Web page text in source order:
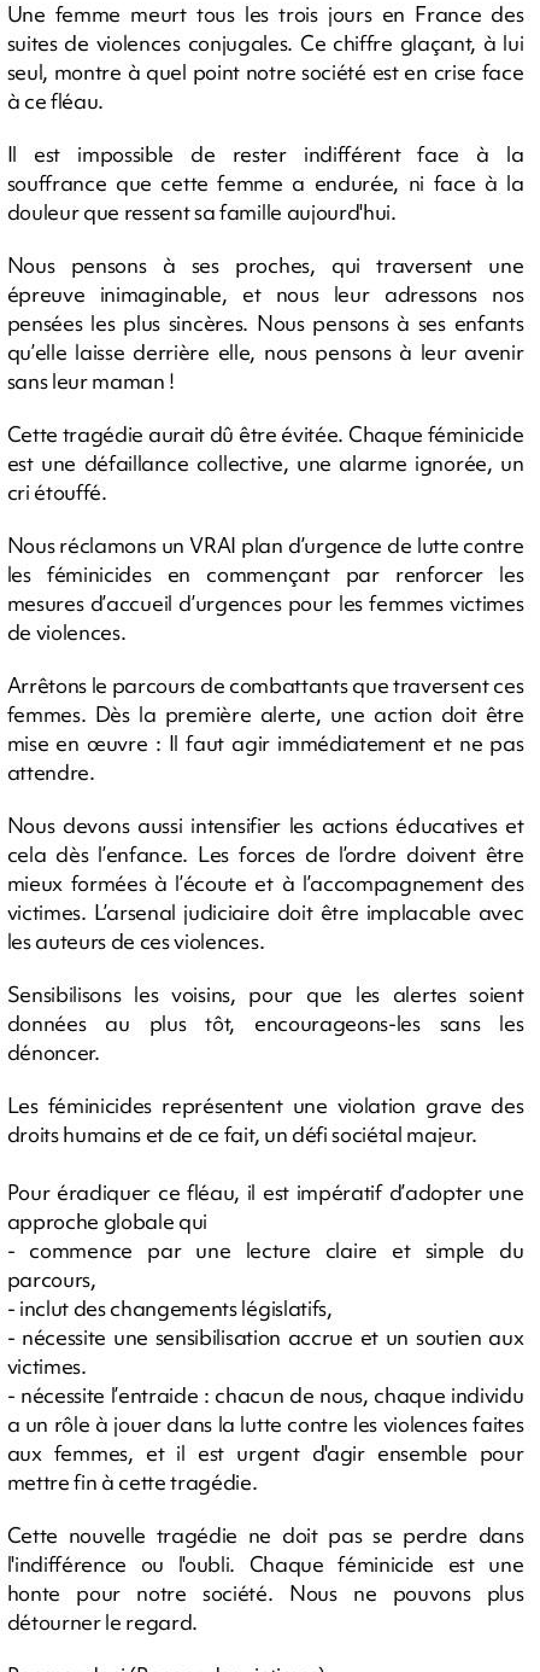
Une femme meurt tous les trois jours en France des
suites de violences conjugales. Ce chiffre glaçant, à lui
seul, montre à quel point notre société est en crise face
à ce fléau.
Il est impossible de rester indifférent face à la
souffrance que cette femme a endurée, ni face à la
douleur que ressent sa famille aujourd'hui.
Nous pensons à ses proches, qui traversent une
épreuve inimaginable, et nous leur adressons nos
pensées les plus sincères. Nous pensons à ses enfants
qu’elle laisse derrière elle, nous pensons à leur avenir
sans leur maman !
Cette tragédie aurait dû être évitée. Chaque féminicide
est une défaillance collective, une alarme ignorée, un
cri étouffé.
Nous réclamons un VRAI plan d’urgence de lutte contre
les féminicides en commençant par renforcer les
mesures d’accueil d’urgences pour les femmes victimes
de violences.
Arrêtons le parcours de combattants que traversent ces
femmes. Dès la première alerte, une action doit être
mise en œuvre : Il faut agir immédiatement et ne pas
attendre.
Nous devons aussi intensifier les actions éducatives et
cela dès l’enfance. Les forces de l’ordre doivent être
mieux formées à l’écoute et à l’accompagnement des
victimes. L’arsenal judiciaire doit être implacable avec
les auteurs de ces violences.
Sensibilisons les voisins, pour que les alertes soient
données au plus tôt, encourageons-les sans les
dénoncer.
Les féminicides représentent une violation grave des
droits humains et de ce fait, un défi sociétal majeur.
Pour éradiquer ce fléau, il est impératif d’adopter une
approche globale qui
- commence par une lecture claire et simple du
parcours,
- inclut des changements législatifs,
- nécessite une sensibilisation accrue et un soutien aux
victimes.
- nécessite l’entraide : chacun de nous, chaque individu
a un rôle à jouer dans la lutte contre les violences faites
aux femmes, et il est urgent d'agir ensemble pour
mettre fin à cette tragédie.
Cette nouvelle tragédie ne doit pas se perdre dans
l'indifférence ou l'oubli. Chaque féminicide est une
honte pour notre société. Nous ne pouvons plus
détourner le regard.